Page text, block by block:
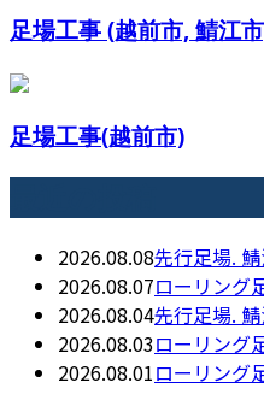
足場工事 (越前市, 鯖江
足場工事(越前市)
2026.08.08先行足場.
2026.08.07ローリング
2026.08.04先行足場.
2026.08.03ローリング
2026.08.01ローリング